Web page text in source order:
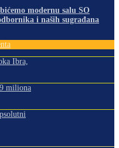
modernu salu SO
i naših sugrađana
Ibra,
miliona